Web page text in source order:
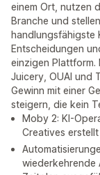
einem Ort, nutzen
Branche und
handlungsfähigste
Entscheidungen
einzigen Plattform.
Juicery, OUAI und
Gewinn mit einer
steigern, die kein
Moby 2: KI-
Creatives erstellt
wiederkehrende